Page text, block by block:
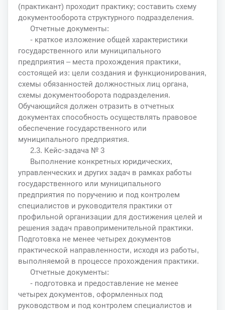
(практикант) проходит практику; составить схему
документооборота структурного подразделения.
Отчетные документы:
- краткое изложение общей характеристики
государственного или муниципального
предприятия – места прохождения практики,
состоящей из: цели создания и функционирования,
схемы обязанностей должностных лиц органа,
схемы документооборота подразделения.
Обучающийся должен отразить в отчетных
документах способность осуществлять правовое
обеспечение государственного или
муниципального предприятия.
2.3. Кейс-задача № 3
Выполнение конкретных юридических,
управленческих и других задач в рамках работы
государственного или муниципального
предприятия по поручению и под контролем
специалистов и руководителя практики от
профильной организации для достижения целей и
решения задач правоприменительной практики.
Подготовка не менее четырех документов
практической направленности, исходя из работы,
выполняемой в процессе прохождения практики.
Отчетные документы:
- подготовка и предоставление не менее
четырех документов, оформленных под
руководством и под контролем специалистов и